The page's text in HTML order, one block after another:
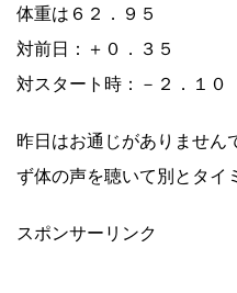
体重は６２．９５
対前日：＋０．３５
対スタート時：－２．１０
昨日はお通じがありません
ず体の声を聴いて別とタイ
スポンサーリンク